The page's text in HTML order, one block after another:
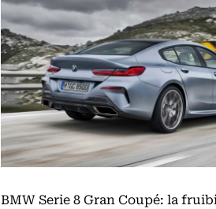
BMW Serie 8 Gran Coupé: la